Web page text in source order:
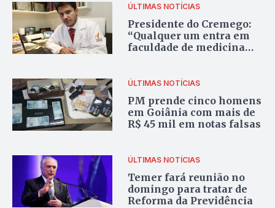
ÚLTIMAS NOTÍCIAS
Presidente do Cremego:
“Qualquer um entra em
faculdade de medicina
ÚLTIMAS NOTÍCIAS
PM prende cinco homens
em Goiânia com mais de
R$ 45 mil em notas falsas
ÚLTIMAS NOTÍCIAS
Temer fará reunião no
domingo para tratar de
Reforma da Previdência